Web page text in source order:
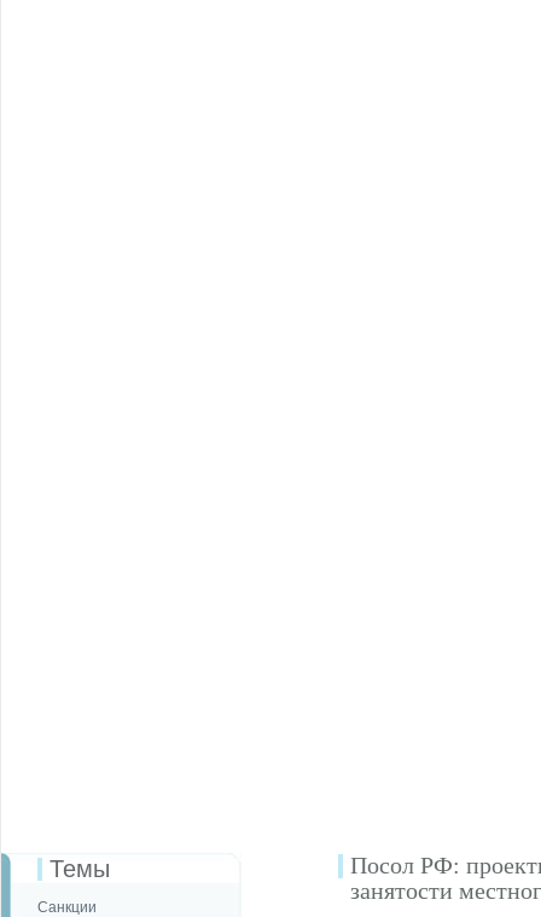
Темы
Санкции
Посол РФ:
занятости